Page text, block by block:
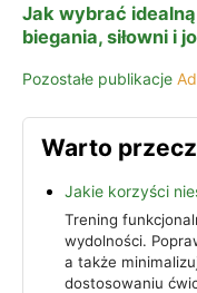
Jak wybrać
biegania, siłowni i
Pozostałe publikacje
Warto
Jakie korzyści
Trening
wydolności.
a także
dostosowaniu